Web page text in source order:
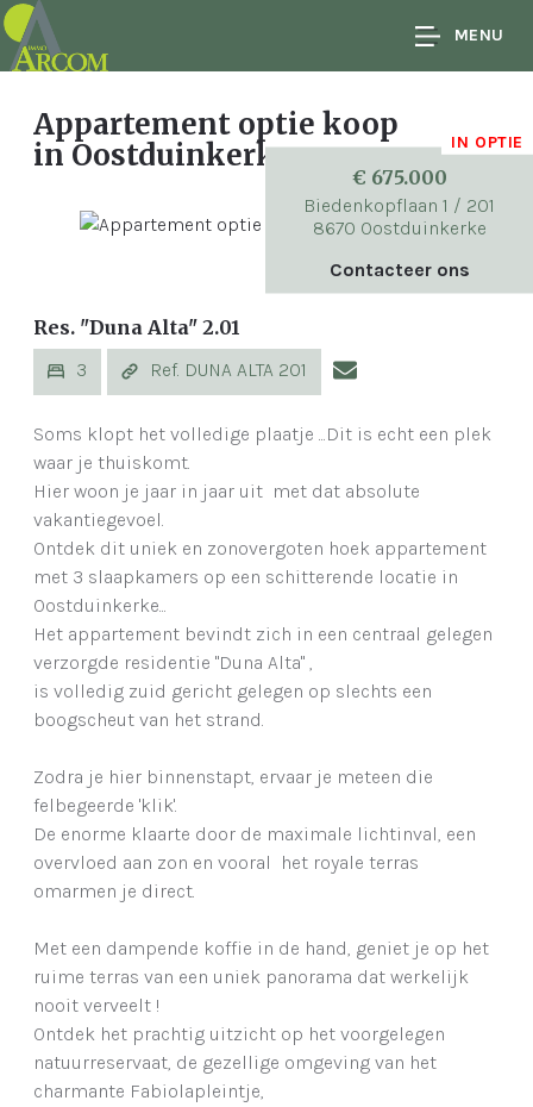
MENU
Appartement optie koop
in Oostduinkerke
€ 675.000
Biedenkopflaan 1 / 201
8670 Oostduinkerke
Contacteer ons
IN OPTIE
Res. "Duna Alta" 2.01
3 Ref. DUNA ALTA 201
Soms klopt het volledige plaatje ...Dit is echt een plek
waar je thuiskomt.
Hier woon je jaar in jaar uit met dat absolute
vakantiegevoel.
Ontdek dit uniek en zonovergoten hoek appartement
met 3 slaapkamers op een schitterende locatie in
Oostduinkerke...
Het appartement bevindt zich in een centraal gelegen
verzorgde residentie "Duna Alta" ,
is volledig zuid gericht gelegen op slechts een
boogscheut van het strand.
Zodra je hier binnenstapt, ervaar je meteen die
felbegeerde 'klik'.
De enorme klaarte door de maximale lichtinval, een
overvloed aan zon en vooral het royale terras
omarmen je direct.
Met een dampende koffie in de hand, geniet je op het
ruime terras van een uniek panorama dat werkelijk
nooit verveelt !
Ontdek het prachtig uitzicht op het voorgelegen
natuurreservaat, de gezellige omgeving van het
charmante Fabiolapleintje,